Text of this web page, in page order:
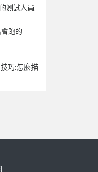
測試人員
跑的
巧:怎麼描